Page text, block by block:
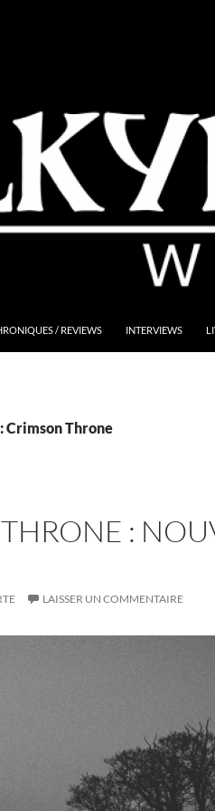
/ REVIEWS INTERVIEWS
Crimson Throne
:
LAISSER UN COMMENTAIRE